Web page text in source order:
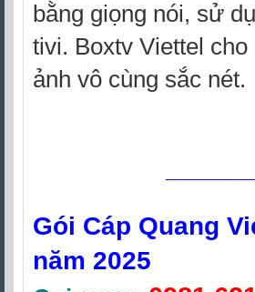
bằng giọng nói, sử
tivi. Boxtv Viettel
ảnh vô cùng sắc nét.
Gói Cáp Quang
năm 2025